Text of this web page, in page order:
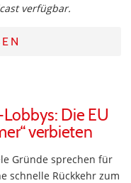
verfügbar.
Die EU
verbieten
Gründe sprechen für
schnelle Rückkehr zum